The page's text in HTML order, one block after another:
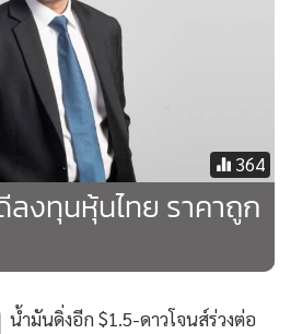
วมไปถึงการบริโภคในประเทศ
วนสูงจากการแพร่ระบาดของ
ยปรับตัวลงอย่างมากจนเริ่มมีระดับ
อย่างยิ่งราคาต่อมูลค่าทางบัญชี
ง SET Index อยู่ในระดับต่ำสุดใน
1.14 เท่า ในอดีต 10 ปีย้อนหลังพบ
ไปถึงระดับ 1.66 เท่า SET Index มี
ดับปัจจุบันประมาณ 20-40% ใน
364
ลงทุนหุ้นไทย ราคาถูก
น้ำมันดิ่งอีก $1.5-ดาวโจนส์ร่วงต่อ